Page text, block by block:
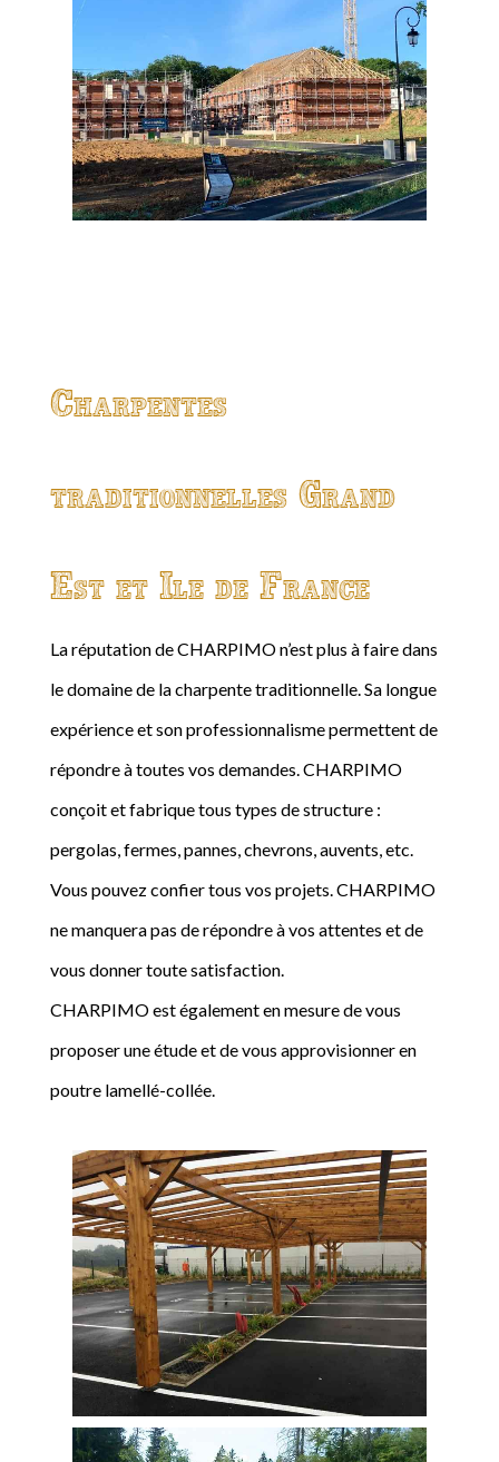
Charpentes
traditionnelles Grand
Est et Ile de France
La réputation de CHARPIMO n’est plus à faire dans
le domaine de la charpente traditionnelle. Sa longue
expérience et son professionnalisme permettent de
répondre à toutes vos demandes. CHARPIMO
conçoit et fabrique tous types de structure :
pergolas, fermes, pannes, chevrons, auvents, etc.
Vous pouvez confier tous vos projets. CHARPIMO
ne manquera pas de répondre à vos attentes et de
vous donner toute satisfaction.
CHARPIMO est également en mesure de vous
proposer une étude et de vous approvisionner en
poutre lamellé-collée.